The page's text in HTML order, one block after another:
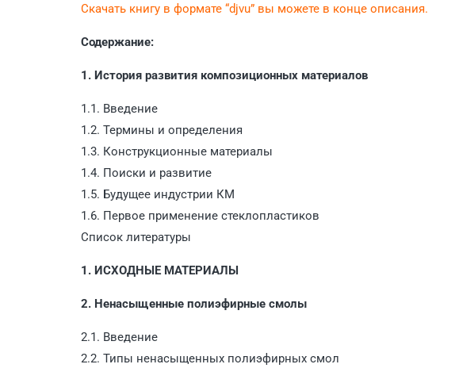
Скачать книгу в формате “djvu” вы можете в конце описания.
Содержание:
1. История развития композиционных материалов
1.1. Введение
1.2. Термины и определения
1.3. Конструкционные материалы
1.4. Поиски и развитие
1.5. Будущее индустрии КМ
1.6. Первое применение стеклопластиков
Список литературы
1. ИСХОДНЫЕ МАТЕРИАЛЫ
2. Ненасыщенные полиэфирные смолы
2.1. Введение
2.2. Типы ненасыщенных полиэфирных смол